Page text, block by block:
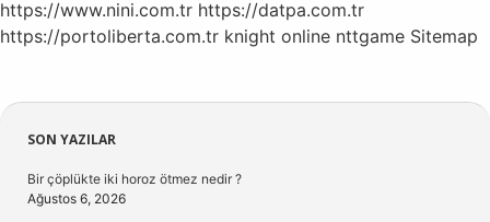
https://www.nini.com.tr https://datpa.com.tr
https://portoliberta.com.tr knight online nttgame Sitemap
Sidebar
SON YAZILAR
Bir çöplükte iki horoz ötmez nedir ?
Ağustos 6, 2026